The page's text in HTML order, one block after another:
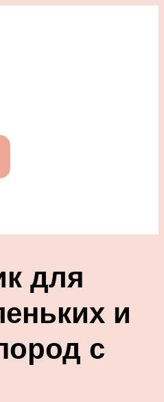
для
и
с